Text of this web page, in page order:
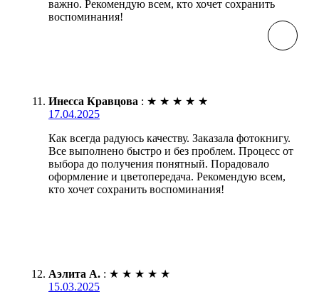
важно. Рекомендую всем, кто хочет сохранить
воспоминания!
Инесса Кравцова : ★ ★ ★ ★ ★
17.04.2025
Как всегда радуюсь качеству. Заказала фотокнигу.
Все выполнено быстро и без проблем. Процесс от
выбора до получения понятный. Порадовало
оформление и цветопередача. Рекомендую всем,
кто хочет сохранить воспоминания!
Аэлита А. : ★ ★ ★ ★ ★
15.03.2025